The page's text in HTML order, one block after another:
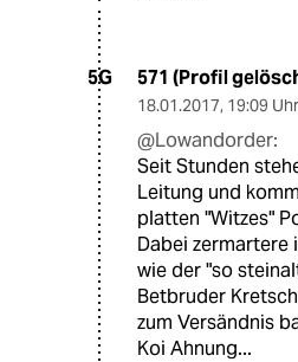
5G 571 (Profil
18.01.2017, 19:09 Uhr
@Lowandorder:
Seit Stunden
Leitung und
platten "Witzes"
Dabei zermartere
wie der "so
Betbruder
zum Versändnis
Koi Ahnung...